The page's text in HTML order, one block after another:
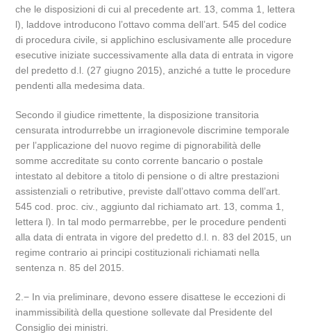
che le disposizioni di cui al precedente art. 13, comma 1, lettera
l), laddove introducono l’ottavo comma dell’art. 545 del codice
di procedura civile, si applichino esclusivamente alle procedure
esecutive iniziate successivamente alla data di entrata in vigore
del predetto d.l. (27 giugno 2015), anziché a tutte le procedure
pendenti alla medesima data.
Secondo il giudice rimettente, la disposizione transitoria
censurata introdurrebbe un irragionevole discrimine temporale
per l’applicazione del nuovo regime di pignorabilità delle
somme accreditate su conto corrente bancario o postale
intestato al debitore a titolo di pensione o di altre prestazioni
assistenziali o retributive, previste dall’ottavo comma dell’art.
545 cod. proc. civ., aggiunto dal richiamato art. 13, comma 1,
lettera l). In tal modo permarrebbe, per le procedure pendenti
alla data di entrata in vigore del predetto d.l. n. 83 del 2015, un
regime contrario ai principi costituzionali richiamati nella
sentenza n. 85 del 2015.
2.− In via preliminare, devono essere disattese le eccezioni di
inammissibilità della questione sollevate dal Presidente del
Consiglio dei ministri.